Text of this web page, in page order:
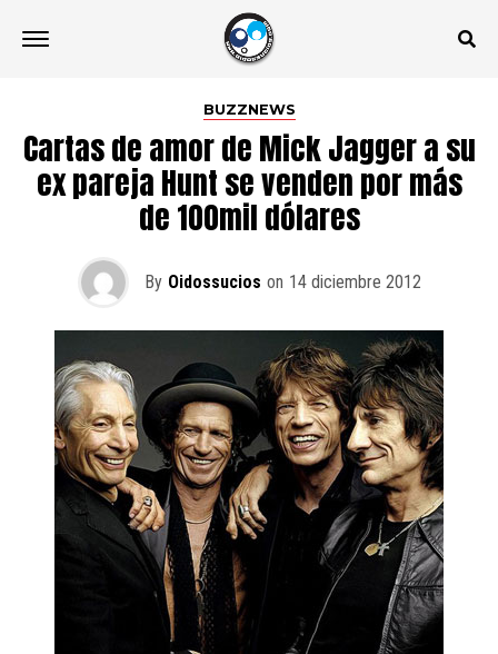
BUZZNEWS
Cartas de amor de Mick Jagger a su
ex pareja Hunt se venden por más
de 100mil dólares
By Oidossucios on 14 diciembre 2012